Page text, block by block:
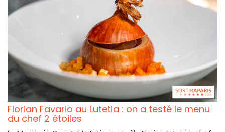
Florian Favario au Lutetia : on a testé le menu
du chef 2 étoiles